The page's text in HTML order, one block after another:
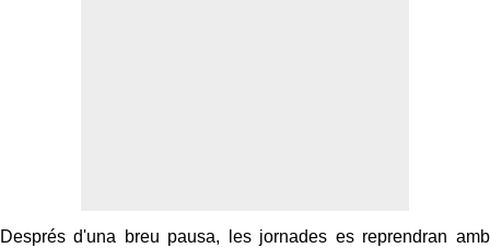
Després d'una breu pausa, les jornades es reprendran amb